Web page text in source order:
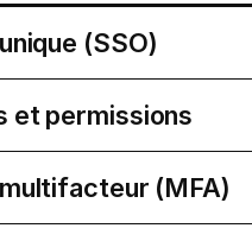
(SSO)
et permissions
(MFA)